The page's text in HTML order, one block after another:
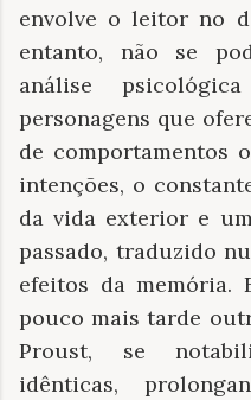
envolve o leitor no
entanto, não se
análise
personagens que
de comportamentos
intenções, o
da vida exterior e
passado, traduzido
efeitos da
pouco mais tarde
Proust, se
idênticas,